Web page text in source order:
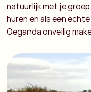
natuurlijk met je groep
huren en als een
Oeganda onveilig